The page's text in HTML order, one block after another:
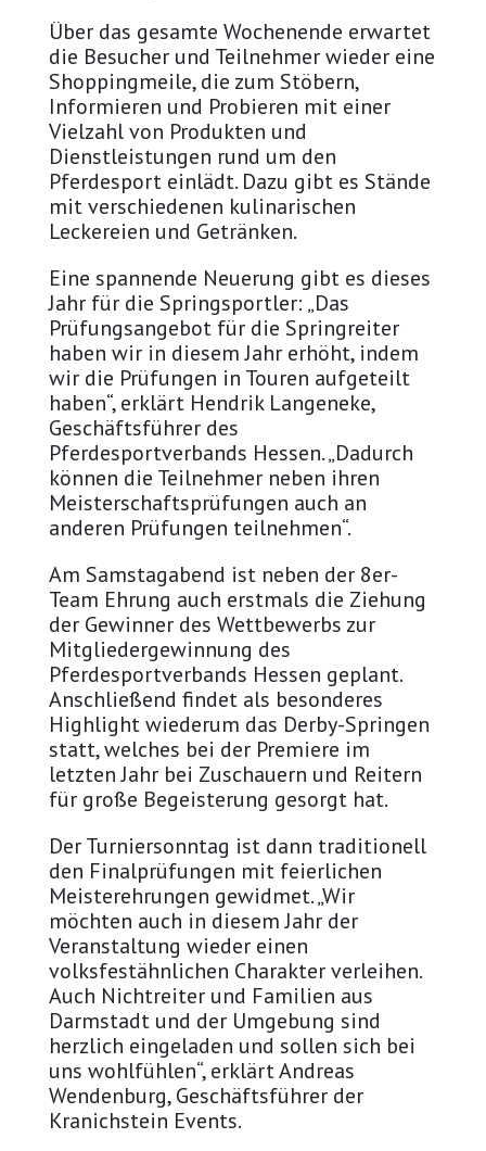
Über das gesamte Wochenende erwartet
die Besucher und Teilnehmer wieder eine
Shoppingmeile, die zum Stöbern,
Informieren und Probieren mit einer
Vielzahl von Produkten und
Dienstleistungen rund um den
Pferdesport einlädt. Dazu gibt es Stände
mit verschiedenen kulinarischen
Leckereien und Getränken.
Eine spannende Neuerung gibt es dieses
Jahr für die Springsportler: „Das
Prüfungsangebot für die Springreiter
haben wir in diesem Jahr erhöht, indem
wir die Prüfungen in Touren aufgeteilt
haben“, erklärt Hendrik Langeneke,
Geschäftsführer des
Pferdesportverbands Hessen. „Dadurch
können die Teilnehmer neben ihren
Meisterschaftsprüfungen auch an
anderen Prüfungen teilnehmen“.
Am Samstagabend ist neben der 8er-
Team Ehrung auch erstmals die Ziehung
der Gewinner des Wettbewerbs zur
Mitgliedergewinnung des
Pferdesportverbands Hessen geplant.
Anschließend findet als besonderes
Highlight wiederum das Derby-Springen
statt, welches bei der Premiere im
letzten Jahr bei Zuschauern und Reitern
für große Begeisterung gesorgt hat.
Der Turniersonntag ist dann traditionell
den Finalprüfungen mit feierlichen
Meisterehrungen gewidmet. „Wir
möchten auch in diesem Jahr der
Veranstaltung wieder einen
volksfestähnlichen Charakter verleihen.
Auch Nichtreiter und Familien aus
Darmstadt und der Umgebung sind
herzlich eingeladen und sollen sich bei
uns wohlfühlen“, erklärt Andreas
Wendenburg, Geschäftsführer der
Kranichstein Events.